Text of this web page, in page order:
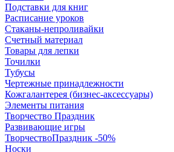
Подставки для книг
Расписание уроков
Стаканы-непроливайки
Счетный материал
Товары для лепки
Точилки
Тубусы
Чертежные принадлежности
Кожгалантерея (бизнес-аксессуары)
Элементы питания
Творчество Праздник
Развивающие игры
ТворчествоПраздник -50%
Носки